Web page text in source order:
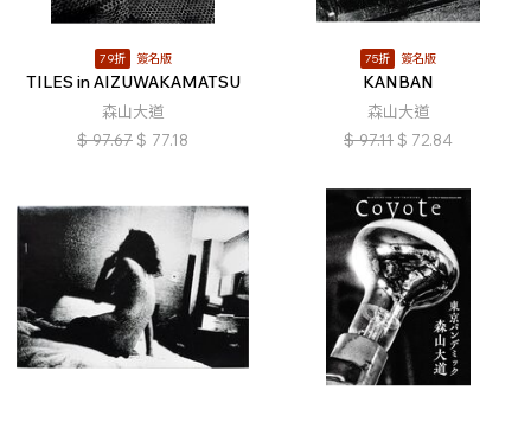
79折 簽名版
TILES in AIZUWAKAMATSU
森山大道
$ 97.67 $ 77.18
75折 簽名版
KANBAN
森山大道
$ 97.11 $ 72.84